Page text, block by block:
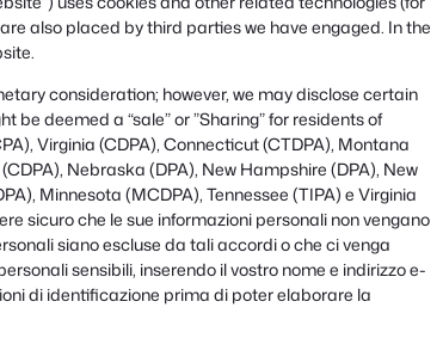
also placed by third parties we have engaged. In the
consideration; however, we may disclose certain
deemed a “sale” or ”Sharing” for residents of
Virginia (CDPA), Connecticut (CTDPA), Montana
Nebraska (DPA), New Hampshire (DPA), New
Minnesota (MCDPA), Tennessee (TIPA) e Virginia
sicuro che le sue informazioni personali non vengano
siano escluse da tali accordi o che ci venga
sensibili, inserendo il vostro nome e indirizzo e-
di identificazione prima di poter elaborare la